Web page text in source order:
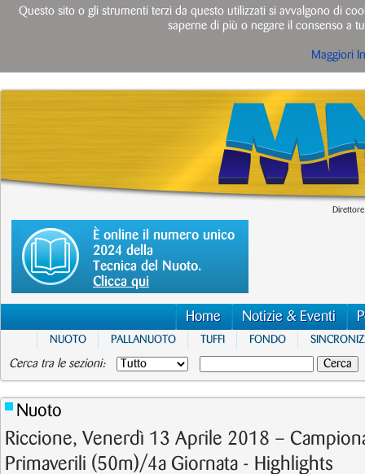
È online il numero unico
2024 della
Tecnica del Nuoto.
Clicca qui
Home Notizie & Eventi
NUOTO PALLANUOTO TUFFI FONDO
Cerca tra le sezioni:
Nuoto
Riccione, Venerdì 13 Aprile 2018 –
Primaverili (50m)/4a Giornata - Highlights
Questo sito o gli strumenti terzi da questo utilizzati si avvalgono di
saperne di più o negare il consenso a
Maggiori